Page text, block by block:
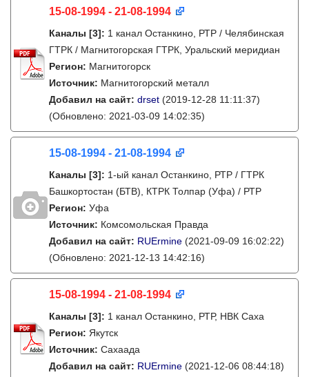
15-08-1994 - 21-08-1994
Каналы [3]: 1 канал Останкино, РТР / Челябинская
ГТРК / Магнитогорская ГТРК, Уральский меридиан
Регион: Магнитогорск
Источник: Магнитогорский металл
Добавил на сайт: drset (2019-12-28 11:11:37)
(Обновлено: 2021-03-09 14:02:35)
15-08-1994 - 21-08-1994
Каналы [3]: 1-ый канал Останкино, РТР / ГТРК
Башкортостан (БТВ), КТРК Толпар (Уфа) / РТР
Регион: Уфа
Источник: Комсомольская Правда
Добавил на сайт: RUErmine (2021-09-09 16:02:22)
(Обновлено: 2021-12-13 14:42:16)
15-08-1994 - 21-08-1994
Каналы [3]: 1 канал Останкино, РТР, НВК Саха
Регион: Якутск
Источник: Сахаада
Добавил на сайт: RUErmine (2021-12-06 08:44:18)